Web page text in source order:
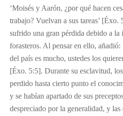
‘Moisés y Aarón, ¿por qué hacen
trabajo? Vuelvan a sus tareas’ [Éxo.
sufrido una gran pérdida debido a la
forasteros. Al pensar en ello,
del país es mucho, ustedes los
[Éxo. 5:5]. Durante su esclavitud,
perdido hasta cierto punto el
y se habían apartado de sus
despreciado por la generalidad, y las